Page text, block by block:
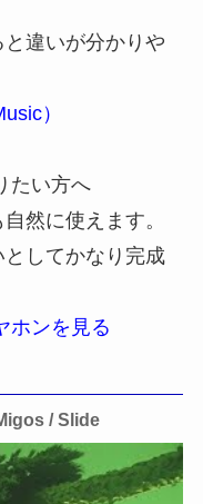
違いが分かりや
）
たい方へ
然に使えます。
してかなり完成
ホンを見る
/ Slide